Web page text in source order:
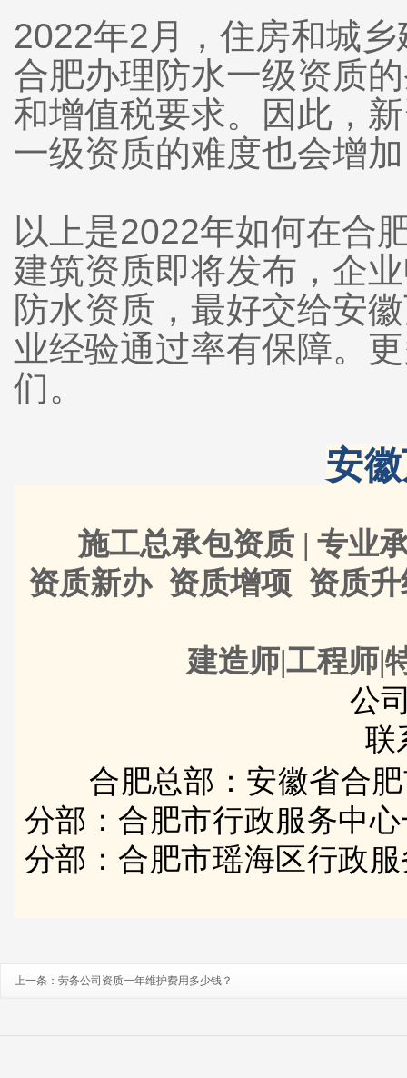
2022年2月，住房和城
合肥办理防水一级资质
和增值税要求。因此，
一级资质的难度也会增
以上是2022年如何在合
建筑资质即将发布，企
防水资质，最好交给安
业经验通过率有保障。
们。
安
施工总承包资质 | 专业
资质新办 资质增项 资质
建造师|工程师|
公
联
合肥总部：安徽省合
分部：合肥市行政服务中
分部：合肥市瑶海区行政
上一条： 劳务公司资质一年维护费用多少钱？